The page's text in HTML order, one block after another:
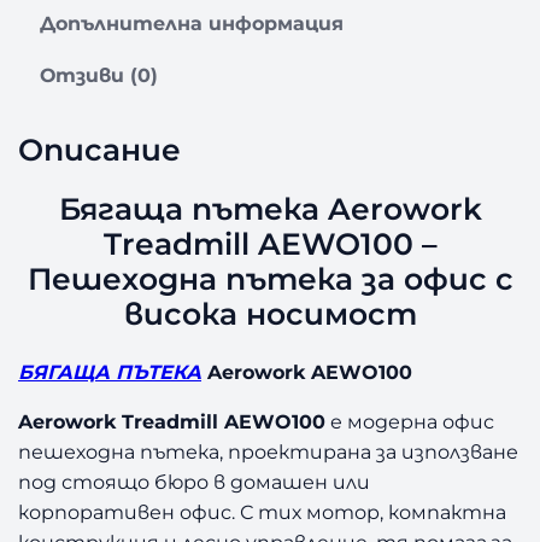
Допълнителна информация
Отзиви (0)
Описание
Бягаща пътека Aerowork
Treadmill AEWO100 –
Пешеходна пътека за офис с
висока носимост
БЯГАЩА ПЪТЕКА Aerowork AEWO100
Aerowork Treadmill AEWO100 е модерна офис
пешеходна пътека, проектирана за използване
под стоящо бюро в домашен или
корпоративен офис. С тих мотор, компактна